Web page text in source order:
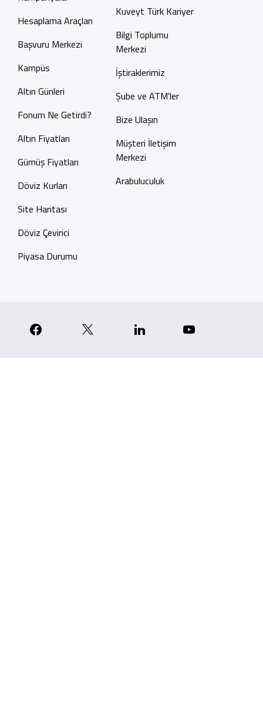
Hesaplama Araçları
Başvuru Merkezi
Kampüs
Altın Günleri
Fonum Ne Getirdi?
Altın Fiyatları
Gümüş Fiyatları
Döviz Kurları
Site Haritası
Döviz Çevirici
Piyasa Durumu
Kuveyt Türk Kariyer
Bilgi Toplumu
Merkezi
İştiraklerimiz
Şube ve ATM'ler
Bize Ulaşın
Müşteri İletişim
Merkezi
Arabuluculuk
Instagram Facebook Linkedin